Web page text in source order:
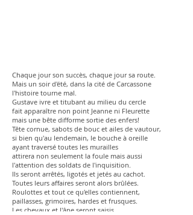
Chaque jour son succès, chaque jour sa route.
Mais un soir d'été, dans la cité de Carcassone
l'histoire tourne mal.
Gustave ivre et titubant au milieu du cercle
fait apparaître non point Jeanne ni Fleurette
mais une bête difforme sortie des enfers!
Tête cornue, sabots de bouc et ailes de vautour,
si bien qu'au lendemain, le bouche à oreille
ayant traversé toutes les murailles
attirera non seulement la foule mais aussi
l'attention des soldats de l'inquisition.
Ils seront arrêtés, ligotés et jetés au cachot.
Toutes leurs affaires seront alors brûlées.
Roulottes et tout ce qu'elles contiennent,
paillasses, grimoires, hardes et frusques.
Les chevaux et l'âne seront saisis